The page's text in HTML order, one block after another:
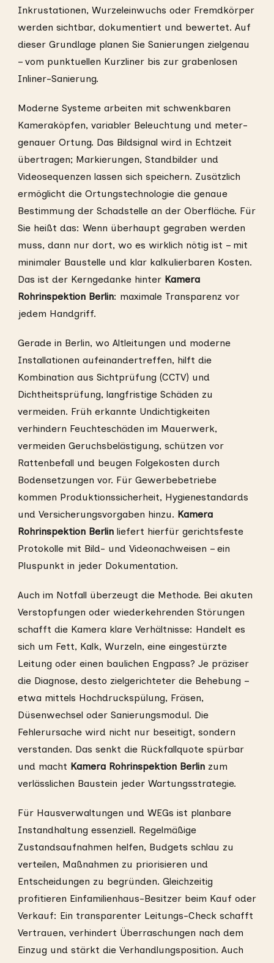
Inkrustationen, Wurzeleinwuchs oder Fremdkörper
werden sichtbar, dokumentiert und bewertet. Auf
dieser Grundlage planen Sie Sanierungen zielgenau
– vom punktuellen Kurzliner bis zur grabenlosen
Inliner-Sanierung.
Moderne Systeme arbeiten mit schwenkbaren
Kameraköpfen, variabler Beleuchtung und meter-
genauer Ortung. Das Bildsignal wird in Echtzeit
übertragen; Markierungen, Standbilder und
Videosequenzen lassen sich speichern. Zusätzlich
ermöglicht die Ortungstechnologie die genaue
Bestimmung der Schadstelle an der Oberfläche. Für
Sie heißt das: Wenn überhaupt gegraben werden
muss, dann nur dort, wo es wirklich nötig ist – mit
minimaler Baustelle und klar kalkulierbaren Kosten.
Das ist der Kerngedanke hinter Kamera
Rohrinspektion Berlin: maximale Transparenz vor
jedem Handgriff.
Gerade in Berlin, wo Altleitungen und moderne
Installationen aufeinandertreffen, hilft die
Kombination aus Sichtprüfung (CCTV) und
Dichtheitsprüfung, langfristige Schäden zu
vermeiden. Früh erkannte Undichtigkeiten
verhindern Feuchteschäden im Mauerwerk,
vermeiden Geruchsbelästigung, schützen vor
Rattenbefall und beugen Folgekosten durch
Bodensetzungen vor. Für Gewerbebetriebe
kommen Produktionssicherheit, Hygienestandards
und Versicherungsvorgaben hinzu. Kamera
Rohrinspektion Berlin liefert hierfür gerichtsfeste
Protokolle mit Bild- und Videonachweisen – ein
Pluspunkt in jeder Dokumentation.
Auch im Notfall überzeugt die Methode. Bei akuten
Verstopfungen oder wiederkehrenden Störungen
schafft die Kamera klare Verhältnisse: Handelt es
sich um Fett, Kalk, Wurzeln, eine eingestürzte
Leitung oder einen baulichen Engpass? Je präziser
die Diagnose, desto zielgerichteter die Behebung –
etwa mittels Hochdruckspülung, Fräsen,
Düsenwechsel oder Sanierungsmodul. Die
Fehlerursache wird nicht nur beseitigt, sondern
verstanden. Das senkt die Rückfallquote spürbar
und macht Kamera Rohrinspektion Berlin zum
verlässlichen Baustein jeder Wartungsstrategie.
Für Hausverwaltungen und WEGs ist planbare
Instandhaltung essenziell. Regelmäßige
Zustandsaufnahmen helfen, Budgets schlau zu
verteilen, Maßnahmen zu priorisieren und
Entscheidungen zu begründen. Gleichzeitig
profitieren Einfamilienhaus-Besitzer beim Kauf oder
Verkauf: Ein transparenter Leitungs-Check schafft
Vertrauen, verhindert Überraschungen nach dem
Einzug und stärkt die Verhandlungsposition. Auch